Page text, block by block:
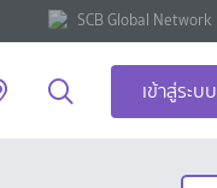
SCB Global Network
เข้าสู่ระบบ